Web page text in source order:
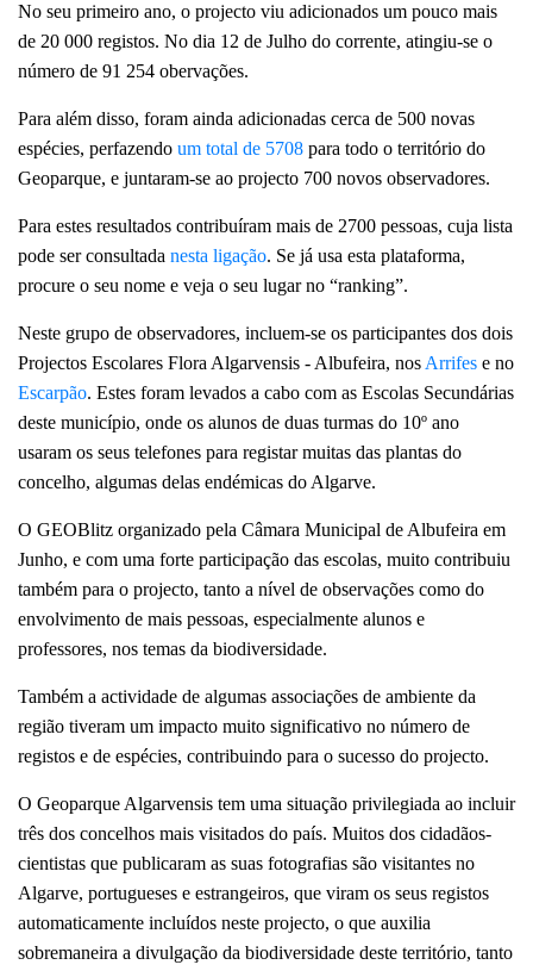
No seu primeiro ano, o projecto viu adicionados um pouco mais
de 20 000 registos. No dia 12 de Julho do corrente, atingiu-se o
número de 91 254 obervações.
Para além disso, foram ainda adicionadas cerca de 500 novas
espécies, perfazendo um total de 5708 para todo o território do
Geoparque, e juntaram-se ao projecto 700 novos observadores.
Para estes resultados contribuíram mais de 2700 pessoas, cuja lista
pode ser consultada nesta ligação. Se já usa esta plataforma,
procure o seu nome e veja o seu lugar no “ranking”.
Neste grupo de observadores, incluem-se os participantes dos dois
Projectos Escolares Flora Algarvensis - Albufeira, nos Arrifes e no
Escarpão. Estes foram levados a cabo com as Escolas Secundárias
deste município, onde os alunos de duas turmas do 10º ano
usaram os seus telefones para registar muitas das plantas do
concelho, algumas delas endémicas do Algarve.
O GEOBlitz organizado pela Câmara Municipal de Albufeira em
Junho, e com uma forte participação das escolas, muito contribuiu
também para o projecto, tanto a nível de observações como do
envolvimento de mais pessoas, especialmente alunos e
professores, nos temas da biodiversidade.
Também a actividade de algumas associações de ambiente da
região tiveram um impacto muito significativo no número de
registos e de espécies, contribuindo para o sucesso do projecto.
O Geoparque Algarvensis tem uma situação privilegiada ao incluir
três dos concelhos mais visitados do país. Muitos dos cidadãos-
cientistas que publicaram as suas fotografias são visitantes no
Algarve, portugueses e estrangeiros, que viram os seus registos
automaticamente incluídos neste projecto, o que auxilia
sobremaneira a divulgação da biodiversidade deste território, tanto